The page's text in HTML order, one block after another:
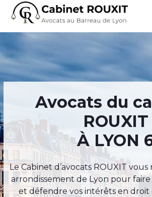
Avocats du
ROUXIT
À LYON
Le Cabinet d’avocats ROUXIT
arrondissement de Lyon pour faire
et défendre vos intérêts en
Panneau de gestion des cookies